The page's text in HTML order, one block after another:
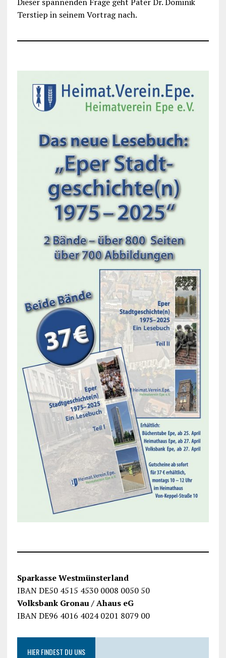
Terstiep in seinem Vortrag nach.
Sparkasse Westmünsterland
IBAN DE50 4515 4530 0008 0050 50
Volksbank Gronau / Ahaus eG
IBAN DE96 4016 4024 0201 8079 00
HIER FINDEST DU UNS